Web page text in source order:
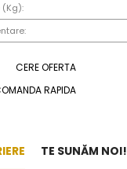
(Kg):
CERE OFERTA
RAPIDA
TE SUNĂM NOI!